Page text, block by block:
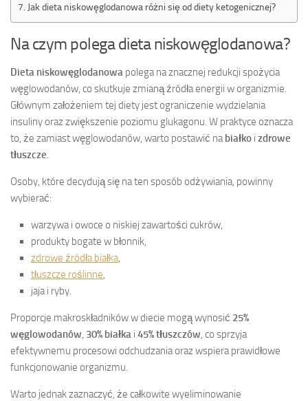
Jak dieta niskowęglodanowa różni się od diety ketogenicznej?
Na czym polega dieta niskowęglodanowa?
Dieta niskowęglodanowa polega na znacznej redukcji spożycia
węglowodanów, co skutkuje zmianą źródła energii w organizmie.
Głównym założeniem tej diety jest ograniczenie wydzielania
insuliny oraz zwiększenie poziomu glukagonu. W praktyce oznacza
to, że zamiast węglowodanów, warto postawić nabiałko i zdrowe
tłuszcze.
Osoby, które decydują się na ten sposób odżywiania, powinny
wybierać:
warzywa i owoce o niskiej zawartości cukrów,
produkty bogate w błonnik,
zdrowe źródła białka,
tłuszcze roślinne,
jaja i ryby.
Proporcje makroskładników w diecie mogą wynosić 25%
węglowodanów, 30% białka i 45% tłuszczów, co sprzyja
efektywnemu procesowi odchudzania oraz wspiera prawidłowe
funkcjonowanie organizmu.
Warto jednak zaznaczyć, że całkowite wyeliminowanie